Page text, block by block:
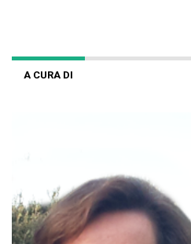
A CURA DI